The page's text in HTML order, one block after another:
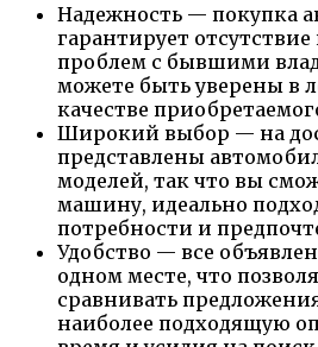
Надежность — покупка
гарантирует
проблем с бывшими
можете быть уверены в
качестве
Широкий выбор — на
представлены
моделей, так что вы
машину, идеально
потребности и
Удобство — все
одном месте, что
сравнивать
наиболее подходящую